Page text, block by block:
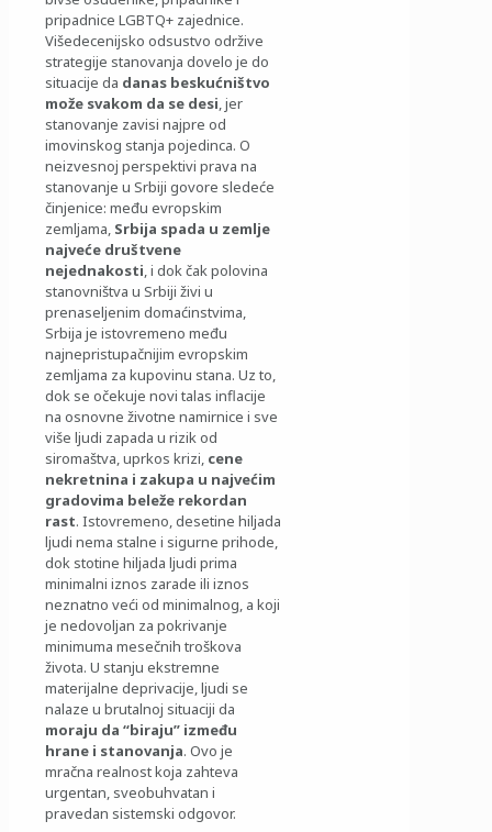
pripadnice LGBTQ+ zajednice.
Višedecenijsko odsustvo održive
strategije stanovanja dovelo je do
situacije da danas beskućništvo
može svakom da se desi, jer
stanovanje zavisi najpre od
imovinskog stanja pojedinca. O
neizvesnoj perspektivi prava na
stanovanje u Srbiji govore sledeće
činjenice: među evropskim
zemljama, Srbija spada u zemlje
najveće društvene
nejednakosti, i dok čak polovina
stanovništva u Srbiji živi u
prenaseljenim domaćinstvima,
Srbija je istovremeno među
najnepristupačnijim evropskim
zemljama za kupovinu stana. Uz to,
dok se očekuje novi talas inflacije
na osnovne životne namirnice i sve
više ljudi zapada u rizik od
siromaštva, uprkos krizi, cene
nekretnina i zakupa u najvećim
gradovima beleže rekordan
rast. Istovremeno, desetine hiljada
ljudi nema stalne i sigurne prihode,
dok stotine hiljada ljudi prima
minimalni iznos zarade ili iznos
neznatno veći od minimalnog, a koji
je nedovoljan za pokrivanje
minimuma mesečnih troškova
života. U stanju ekstremne
materijalne deprivacije, ljudi se
nalaze u brutalnoj situaciji da
moraju da “biraju” između
hrane i stanovanja. Ovo je
mračna realnost koja zahteva
urgentan, sveobuhvatan i
pravedan sistemski odgovor.